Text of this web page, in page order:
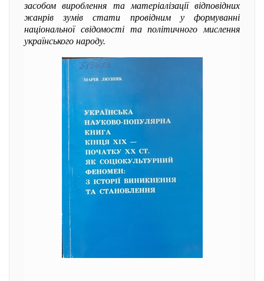
засобом вироблення та матеріалізації відповідних
жанрів зумів стати провідним у формуванні
національної свідомості та політичного мислення
українського народу.